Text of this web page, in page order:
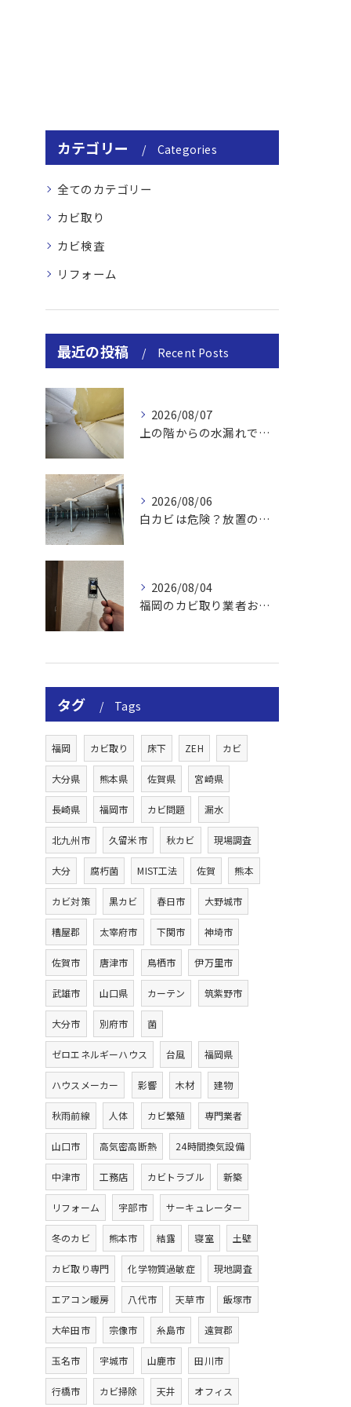
カテゴリー Categories
全てのカテゴリー
カビ取り
カビ検査
リフォーム
最近の投稿 Recent Posts
2026/08/07
上の階からの水漏れでカビ｜対処法と業者
2026/08/06
白カビは危険？放置のリスクと取り方
2026/08/04
福岡のカビ取り業者おすすめの選び方と費用
タグ Tags
福岡 カビ取り 床下 ZEH カビ
大分県 熊本県 佐賀県 宮崎県
長崎県 福岡市 カビ問題 漏水
北九州市 久留米市 秋カビ 現場調査
大分 腐朽菌 MIST工法 佐賀 熊本
カビ対策 黒カビ 春日市 大野城市
糟屋郡 太宰府市 下関市 神埼市
佐賀市 唐津市 鳥栖市 伊万里市
武雄市 山口県 カーテン 筑紫野市
大分市 別府市 菌
ゼロエネルギーハウス 台風 福岡県
ハウスメーカー 影響 木材 建物
秋雨前線 人体 カビ繁殖 専門業者
山口市 高気密高断熱 24時間換気設備
中津市 工務店 カビトラブル 新築
リフォーム 宇部市 サーキュレーター
冬のカビ 熊本市 結露 寝室 土壁
カビ取り専門 化学物質過敏症 現地調査
エアコン暖房 八代市 天草市 飯塚市
大牟田市 宗像市 糸島市 遠賀郡
玉名市 宇城市 山鹿市 田川市
行橋市 カビ掃除 天井 オフィス